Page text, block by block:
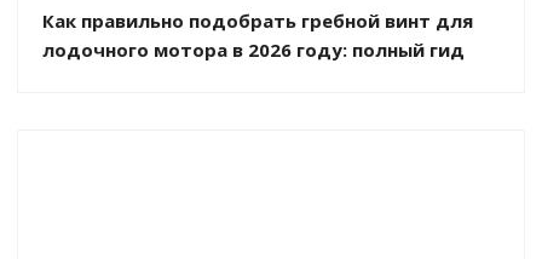
Как правильно подобрать гребной винт для
лодочного мотора в 2026 году: полный гид